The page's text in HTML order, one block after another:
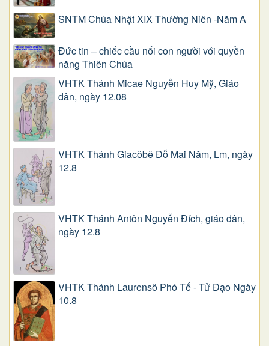
SNTM Chúa Nhật XIX Thường Niên -Năm A
Đức tin – chiếc cầu nối con người với quyền
năng Thiên Chúa
VHTK Thánh Micae Nguyễn Huy Mỹ, Giáo
dân, ngày 12.08
VHTK Thánh Giacôbê Ðỗ Mai Năm, Lm, ngày
12.8
VHTK Thánh Antôn Nguyễn Ðích, giáo dân,
ngày 12.8
VHTK Thánh Laurensô Phó Tế - Tử Đạo Ngày
10.8